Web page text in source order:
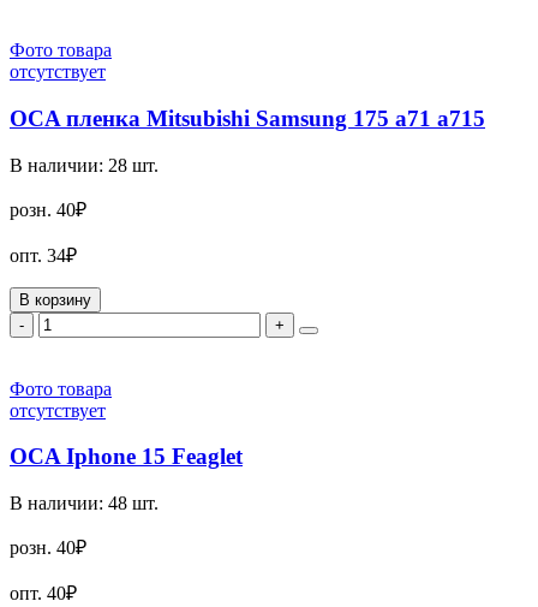
Фото товара
отсутствует
OCA пленка Mitsubishi Samsung 175 a71 a715
В наличии: 28 шт.
розн. 40₽
опт. 34₽
В корзину
-
+
Фото товара
отсутствует
OCA Iphone 15 Feaglet
В наличии: 48 шт.
розн. 40₽
опт. 40₽